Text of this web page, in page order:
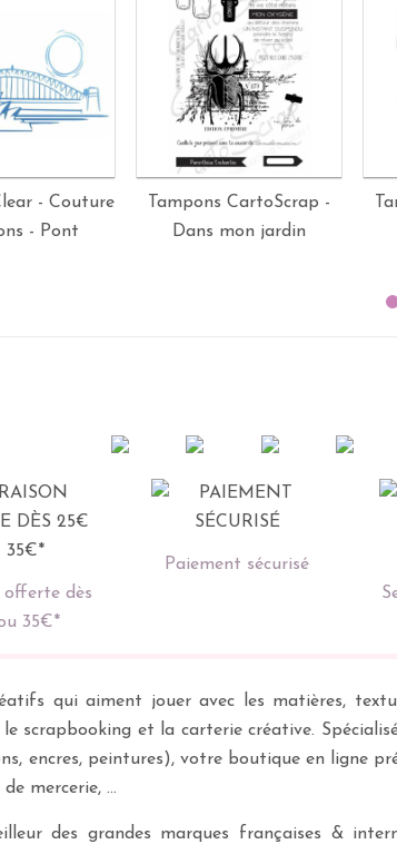
- Couture
- Pont
Tampons CartoScrap -
Dans mon jardin
offerte dès
35€*
Paiement sécurisé
qui aiment jouer avec les matières,
scrapbooking et la carterie créative.
encres, peintures), votre boutique en ligne
mercerie, …
des grandes marques françaises &